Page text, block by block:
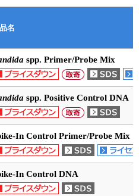
質・家畜他）
名
spp. Primer/Probe Mix
spp. Positive Control DNA
In Control Primer/Probe Mix
In Control DNA